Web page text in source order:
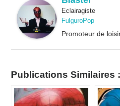
Eclairagiste
FulguroPop
Promoteur de
Publications Similaires :